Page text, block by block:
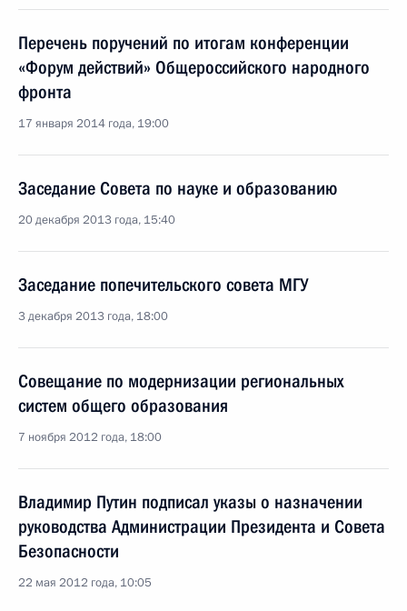
Перечень поручений по итогам конференции
«Форум действий» Общероссийского народного
фронта
17 января 2014 года, 19:00
Заседание Совета по науке и образованию
20 декабря 2013 года, 15:40
Заседание попечительского совета МГУ
3 декабря 2013 года, 18:00
Совещание по модернизации региональных
систем общего образования
7 ноября 2012 года, 18:00
Владимир Путин подписал указы о назначении
руководства Администрации Президента и Совета
Безопасности
22 мая 2012 года, 10:05